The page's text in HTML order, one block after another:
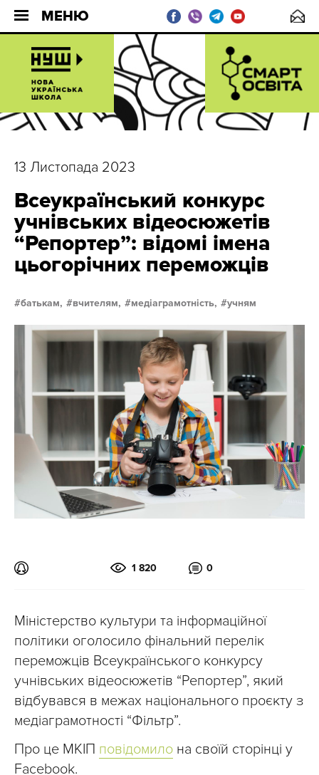
МЕНЮ
13 Листопада 2023
Всеукраїнський конкурс
учнівських відеосюжетів
“Репортер”: відомі імена
цьогорічних переможців
батькам, вчителям, медіаграмотність, учням
1 820 0
Міністерство культури та інформаційної
політики оголосило фінальний перелік
переможців Всеукраїнського конкурсу
учнівських відеосюжетів “Репортер”, який
відбувався в межах національного проєкту з
медіаграмотності “Фільтр”.
Про це МКІП повідомило на своїй сторінці у
Facebook.